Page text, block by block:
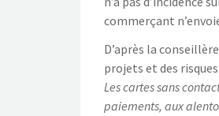
commerçant
D’après la
projets et des
Les cartes sans
paiements, aux